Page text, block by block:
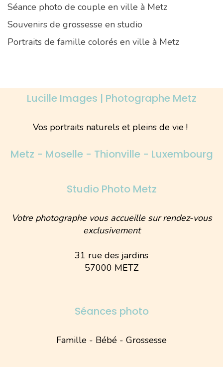
Séance photo de couple en ville à Metz
Souvenirs de grossesse en studio
Portraits de famille colorés en ville à Metz
Lucille Images | Photographe Metz
Vos portraits naturels et pleins de vie !
Metz - Moselle - Thionville - Luxembourg
Studio Photo Metz
Votre photographe vous accueille sur rendez-vous
exclusivement
31 rue des jardins
57000 METZ
Séances photo
Famille - Bébé - Grossesse